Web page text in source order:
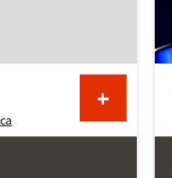
En
savoir
+